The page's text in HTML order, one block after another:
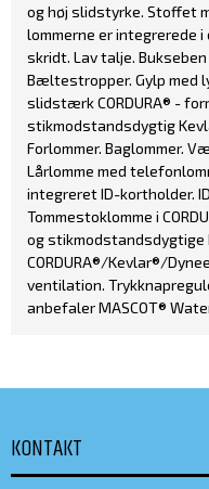
og høj slidstyrke. Stoffet
lommerne er integrerede i
skridt. Lav talje.
Bæltestropper. Gylp med
slidstærk CORDURA® -
stikmodstandsdygtig
Forlommer. Baglommer.
Lårlomme med
integreret ID-kortholder.
Tommestoklomme i
og stikmodstandsdygtige
CORDURA®/Kevlar®/
ventilation.
anbefaler MASCOT®
KONTAKT